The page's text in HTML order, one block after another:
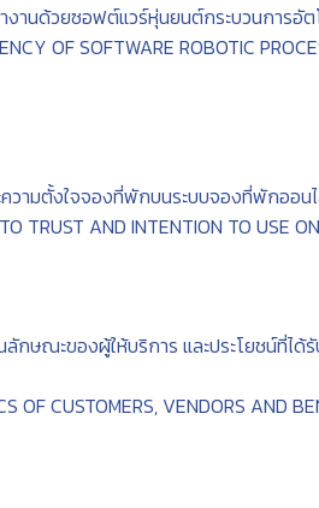
านด้วยซอฟต์แวร์หุ่นยนต์กระบวนการ
OF SOFTWARE ROBOTIC
วามตั้งใจจองที่พักบนระบบจองที่พักออน
TRUST AND INTENTION TO USE
ะของผู้ให้บริการ และประโยชน์ที่ได้รั
OF CUSTOMERS, VENDORS AND